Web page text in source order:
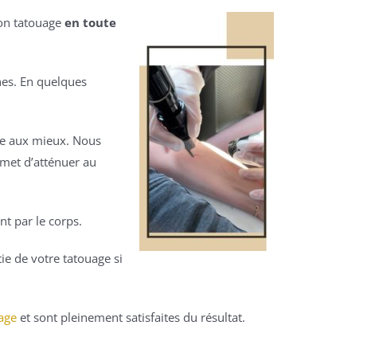
tatouage en toute
En quelques
aux mieux. Nous
d’atténuer au
par le corps.
de votre tatouage si
et sont pleinement satisfaites du résultat.